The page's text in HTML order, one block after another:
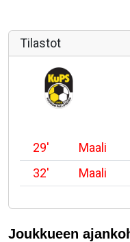
Tilastot
29' Maali
32'
Maali
Joukkueen